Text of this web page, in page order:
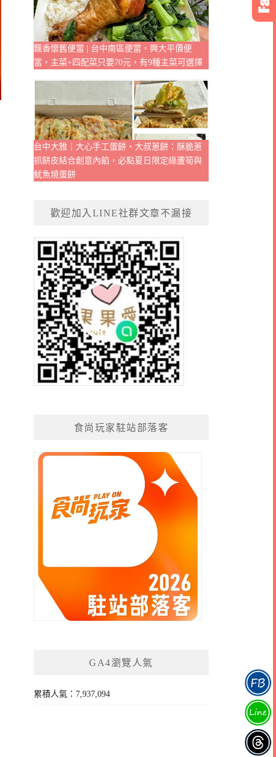
飄香懷舊便當 | 台中南區便當，興大平價便
當，主菜+四配菜只要70元，有9種主菜可選擇
台中大雅｜大心手工蛋餅、大叔蔥餅：酥脆蔥
抓餅皮結合創意內餡，必點夏日限定綠蘆筍與
魷魚燒蛋餅
歡迎加入LINE社群文章不漏接
食尚玩家駐站部落客
GA4瀏覽人氣
累積人氣：7,937,094